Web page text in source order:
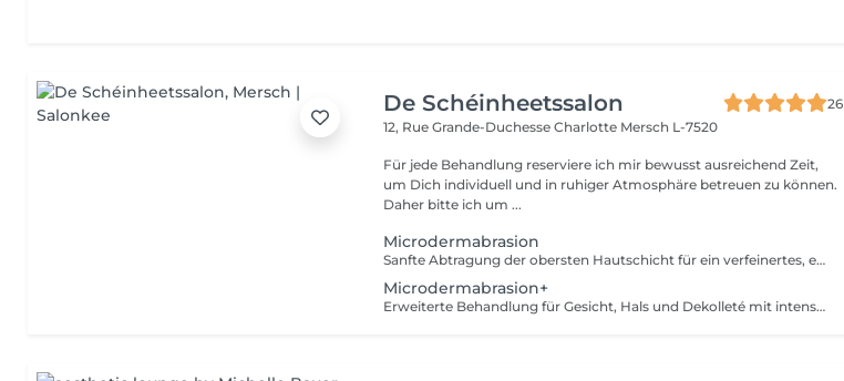
De Schéinheetssalon
26
12, Rue Grande-Duchesse Charlotte Mersch L-7520
Für jede Behandlung reserviere ich mir bewusst ausreichend Zeit,
um Dich individuell und in ruhiger Atmosphäre betreuen zu können.
Daher bitte ich um ...
Microdermabrasion
Sanfte Abtragung der obersten Hautschicht für ein verfeinertes, ebenmäßiges Hautbild und mehr Strahlkraft. Ohne Massage und Ausreinigung. Eine Kur (5+1 gratis) möglich, diese wird individuell auf dein Hautbild abgestimmt. Intervalle und Details besprechen wir persönlich vor Ort, um optimale Ergebnisse zu erzielen.
Microdermabrasion+
Erweiterte Behandlung für Gesicht, Hals und Dekolleté mit intensiver Pflege. Wahlweise mit Ausreinigung oder Massage für ein sichtbar glatteres Hautbild. Eine Kur (5+1 gratis) möglich, diese wird individuell auf dein Hautbild abgestimmt Intervalle und Details besprechen wir persönlich vor Ort, um optimale Ergebnisse zu erzielen